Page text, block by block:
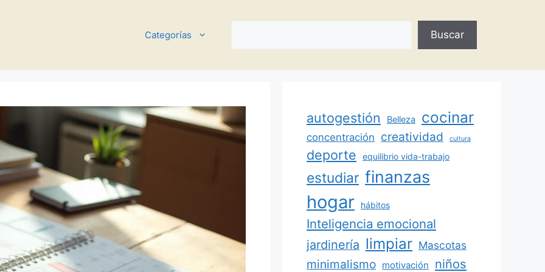
Categorías Buscar
autogestión Belleza cocinar
concentración creatividad cultura
deporte equilibrio vida-trabajo
estudiar finanzas
hogar hábitos
Inteligencia emocional
jardinería limpiar Mascotas
minimalismo motivación niños